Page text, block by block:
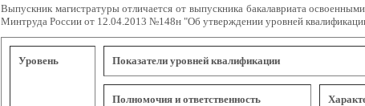
Выпускник магистратуры отличается от выпускника бакалавриата
Минтруда России от 12.04.2013 №148н "Об утверждении уровней
Уровень Показатели уровней квалификации
Полномочия и ответственность